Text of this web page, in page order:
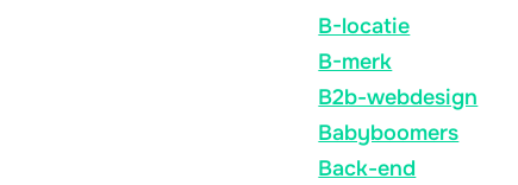
B-locatie
B-merk
B2b-webdesign
Babyboomers
Back-end